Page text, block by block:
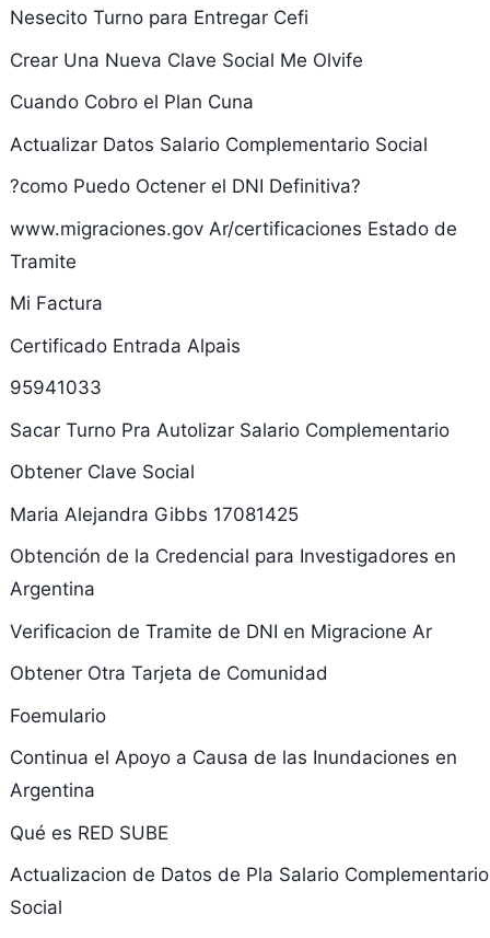
Nesecito Turno para Entregar Cefi
Crear Una Nueva Clave Social Me Olvife
Cuando Cobro el Plan Cuna
Actualizar Datos Salario Complementario Social
?como Puedo Octener el DNI Definitiva?
www.migraciones.gov Ar/certificaciones Estado de
Tramite
Mi Factura
Certificado Entrada Alpais
95941033
Sacar Turno Pra Autolizar Salario Complementario
Obtener Clave Social
Maria Alejandra Gibbs 17081425
Obtención de la Credencial para Investigadores en
Argentina
Verificacion de Tramite de DNI en Migracione Ar
Obtener Otra Tarjeta de Comunidad
Foemulario
Continua el Apoyo a Causa de las Inundaciones en
Argentina
Qué es RED SUBE
Actualizacion de Datos de Pla Salario Complementario
Social